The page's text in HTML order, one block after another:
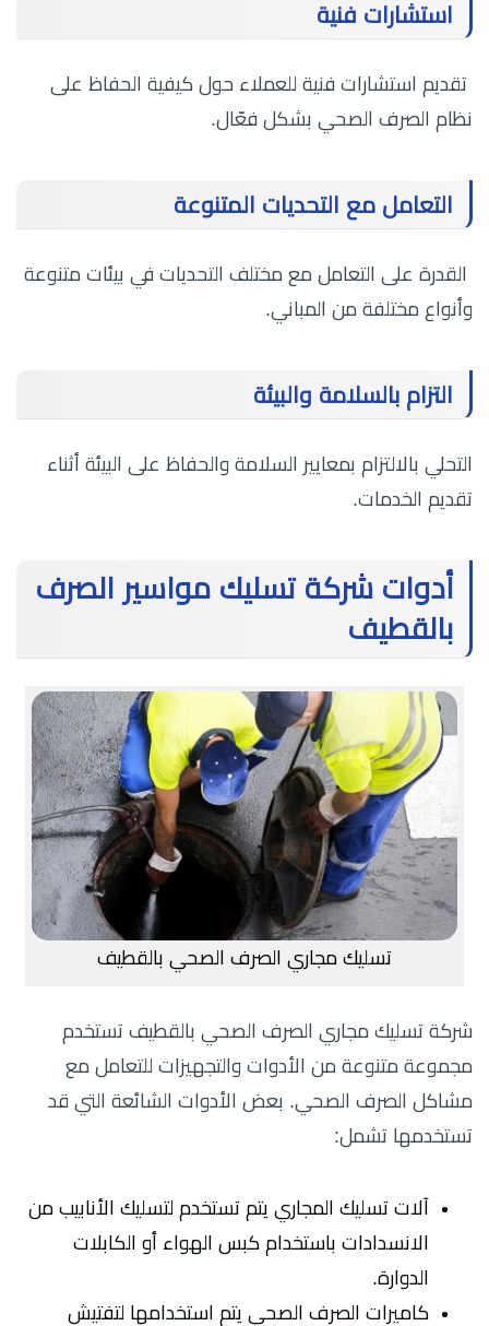
استشارات فنية
تقديم استشارات فنية للعملاء حول كيفية الحفاظ على
نظام الصرف الصحي بشكل فعّال.
التعامل مع التحديات المتنوعة
القدرة على التعامل مع مختلف التحديات في بيئات متنوعة
وأنواع مختلفة من المباني.
التزام بالسلامة والبيئة
التحلي بالالتزام بمعايير السلامة والحفاظ على البيئة أثناء
تقديم الخدمات.
أدوات شركة تسليك مواسير الصرف
بالقطيف
تسليك مجاري الصرف الصحي بالقطيف
شركة تسليك مجاري الصرف الصحي بالقطيف تستخدم
مجموعة متنوعة من الأدوات والتجهيزات للتعامل مع
مشاكل الصرف الصحي. بعض الأدوات الشائعة التي قد
تستخدمها تشمل:
آلات تسليك المجاري يتم تستخدم لتسليك الأنابيب من
الانسدادات باستخدام كبس الهواء أو الكابلات
الدوارة.
كاميرات الصرف الصحي يتم استخدامها لتفتيش